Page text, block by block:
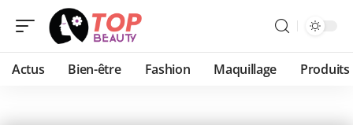
Actus Bien-être Fashion Maquillage Produits